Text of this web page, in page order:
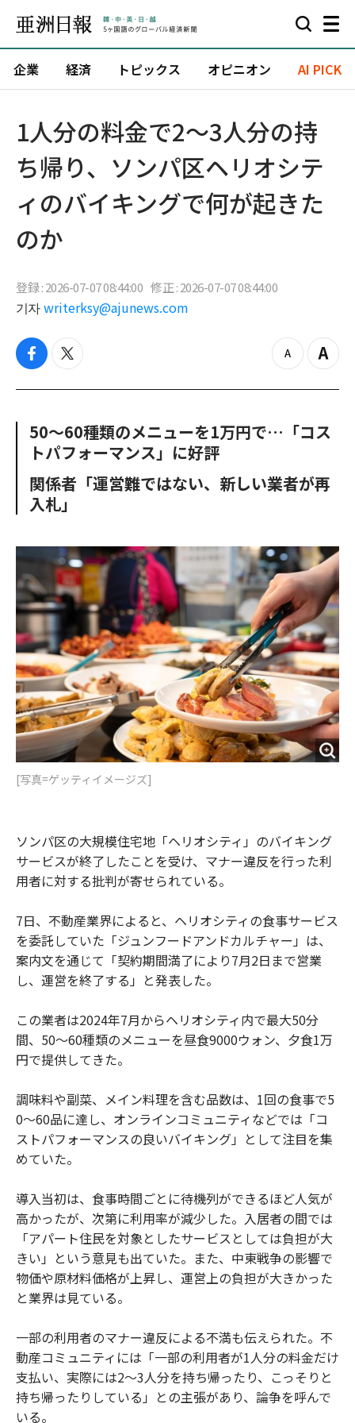
企業 経済 トピックス オピニオン AI PICK
1人分の料金で2～3人分の持
ち帰り、ソンパ区ヘリオシテ
ィのバイキングで何が起きた
のか
登録 : 2026-07-07 08:44:00 修正 : 2026-07-07 08:44:00
기자 writerksy@ajunews.com
f
c
o
o
t
i
e
r
z
o
Z
o
n
50～60種類のメニューを1万円で…「コス
トパフォーマンス」に好評
関係者「運営難ではない、新しい業者が再
入札」
[写真=ゲッティイメージズ]
ソンパ区の大規模住宅地「ヘリオシティ」のバイキング
サービスが終了したことを受け、マナー違反を行った利
用者に対する批判が寄せられている。
7日、不動産業界によると、ヘリオシティの食事サービス
を委託していた「ジュンフードアンドカルチャー」は、
案内文を通じて「契約期間満了により7月2日まで営業
し、運営を終了する」と発表した。
この業者は2024年7月からヘリオシティ内で最大50分
間、50～60種類のメニューを昼食9000ウォン、夕食1万
円で提供してきた。
調味料や副菜、メイン料理を含む品数は、1回の食事で5
0～60品に達し、オンラインコミュニティなどでは「コ
ストパフォーマンスの良いバイキング」として注目を集
めていた。
導入当初は、食事時間ごとに待機列ができるほど人気が
高かったが、次第に利用率が減少した。入居者の間では
「アパート住民を対象としたサービスとしては負担が大
きい」という意見も出ていた。また、中東戦争の影響で
物価や原材料価格が上昇し、運営上の負担が大きかった
と業界は見ている。
一部の利用者のマナー違反による不満も伝えられた。不
動産コミュニティには「一部の利用者が1人分の料金だけ
支払い、実際には2～3人分を持ち帰ったり、こっそりと
持ち帰ったりしている」との主張があり、論争を呼んで
いる。